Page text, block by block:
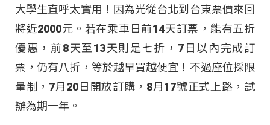
大學生直呼太實用！因為光從台北到台東票價來回
將近2000元。若在乘車日前14天訂票，能有五折
優惠，前8天至13天則是七折，7日以內完成訂
票，仍有八折，等於越早買越便宜！不過座位採限
量制，7月20日開放訂購，8月17號正式上路，試
辦為期一年。